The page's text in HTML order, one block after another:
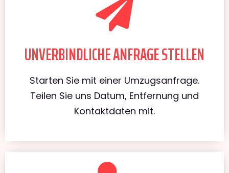
UNVERBINDLICHE ANFRAGE STELLEN
Starten Sie mit einer Umzugsanfrage.
Teilen Sie uns Datum, Entfernung und
Kontaktdaten mit.